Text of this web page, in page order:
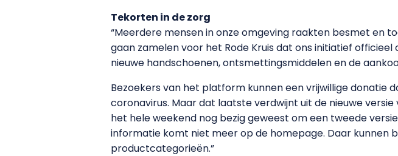
Tekorten in de zorg
“Meerdere mensen in onze omgeving raakten besmet en
gaan zamelen voor het Rode Kruis dat ons initiatief
nieuwe handschoenen, ontsmettingsmiddelen en de
Bezoekers van het platform kunnen een vrijwillige
coronavirus. Maar dat laatste verdwijnt uit de nieuwe
het hele weekend nog bezig geweest om een tweede
informatie komt niet meer op de homepage. Daar kunnen
productcategorieën.”